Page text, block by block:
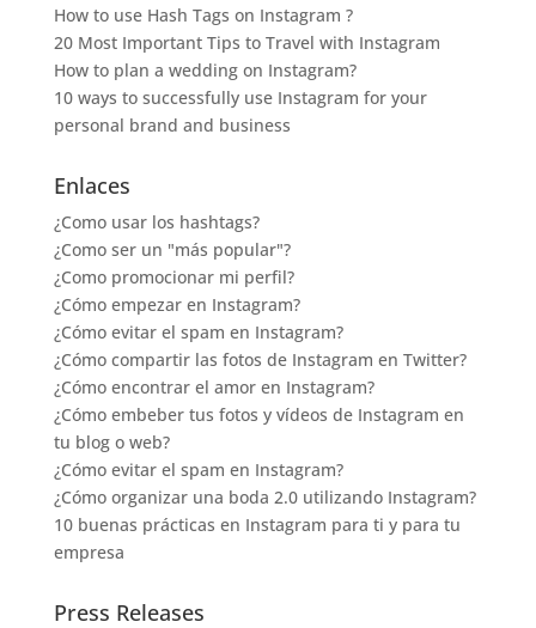
How to use Hash Tags on Instagram ?
20 Most Important Tips to Travel with Instagram
How to plan a wedding on Instagram?
10 ways to successfully use Instagram for your
personal brand and business
Enlaces
¿Como usar los hashtags?
¿Como ser un "más popular"?
¿Como promocionar mi perfil?
¿Cómo empezar en Instagram?
¿Cómo evitar el spam en Instagram?
¿Cómo compartir las fotos de Instagram en Twitter?
¿Cómo encontrar el amor en Instagram?
¿Cómo embeber tus fotos y vídeos de Instagram en
tu blog o web?
¿Cómo evitar el spam en Instagram?
¿Cómo organizar una boda 2.0 utilizando Instagram?
10 buenas prácticas en Instagram para ti y para tu
empresa
Press Releases